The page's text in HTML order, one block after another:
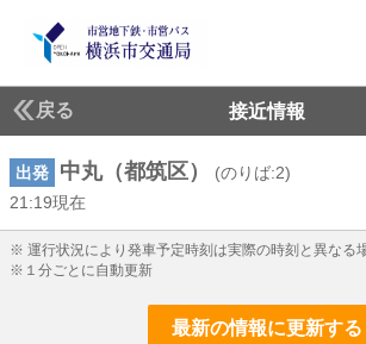
戻る 接近情報
出発 中丸（都筑区）
(のりば:2)
21:19現在
※ 運行状況により発車予定時刻は実際の時刻と異なる
※１分ごとに自動更新
最新の情報に更新する